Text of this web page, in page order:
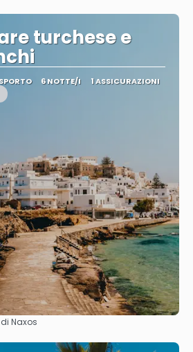
turchese e
6 NOTTE/I 1 ASSICURAZIONI
Vedere
Naxos